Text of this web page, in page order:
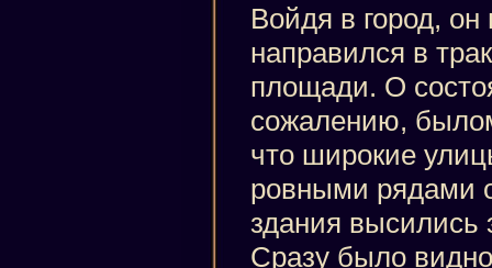
Войдя в город,
направился в
площади. О
сожалению,
что широкие
ровными рядами
здания высились
Сразу было